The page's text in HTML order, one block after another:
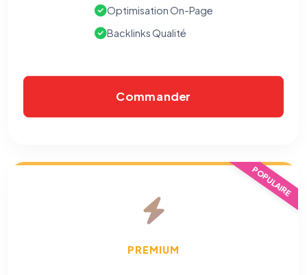
Optimisation On-Page
Backlinks Qualité
Commander
POPULAIRE
PREMIUM
⚙️
TOUJOURS ACTIF
Nécessaires au fonctionnement du site : session, sécurité,